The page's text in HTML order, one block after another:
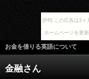
[PR] この広告は3ヶ
ホームページを更
お金を借りる英語について
金融さん